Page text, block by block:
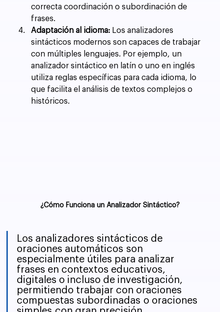
correcta coordinación o subordinación de
frases.
Adaptación al idioma: Los analizadores
sintácticos modernos son capaces de trabajar
con múltiples lenguajes. Por ejemplo, un
analizador sintáctico en latín o uno en inglés
utiliza reglas específicas para cada idioma, lo
que facilita el análisis de textos complejos o
históricos.
¿Cómo Funciona un Analizador Sintáctico?
Los analizadores sintácticos de
oraciones automáticos son
especialmente útiles para analizar
frases en contextos educativos,
digitales o incluso de investigación,
permitiendo trabajar con oraciones
compuestas subordinadas o oraciones